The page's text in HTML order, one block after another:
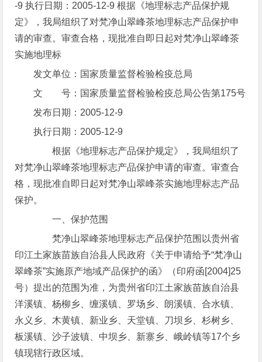
-9 执行日期：2005-12-9 根据《地理标志产品保护规
定》，我局组织了对梵净山翠峰茶地理标志产品保护申
请的审查。审查合格，现批准自即日起对梵净山翠峰茶
实施地理标
发文单位：国家质量监督检验检疫总局
文 号：国家质量监督检验检疫总局公告第175号
发布日期：2005-12-9
执行日期：2005-12-9
根据《地理标志产品保护规定》，我局组织了
对梵净山翠峰茶地理标志产品保护申请的审查。审查合
格，现批准自即日起对梵净山翠峰茶实施地理标志产品
保护。
一、保护范围
梵净山翠峰茶地理标志产品保护范围以贵州省
印江土家族苗族自治县人民政府《关于申请给予“梵净山
翠峰茶”实施原产地域产品保护的函》（印府函[2004]25
号）提出的范围为准，为贵州省印江土家族苗族自治县
洋溪镇、杨柳乡、缠溪镇、罗场乡、朗溪镇、合水镇、
永义乡、木黄镇、新业乡、天堂镇、刀坝乡、杉树乡、
板溪镇、沙子波镇、中坝乡、新寨乡、峨岭镇等17个乡
镇现辖行政区域。